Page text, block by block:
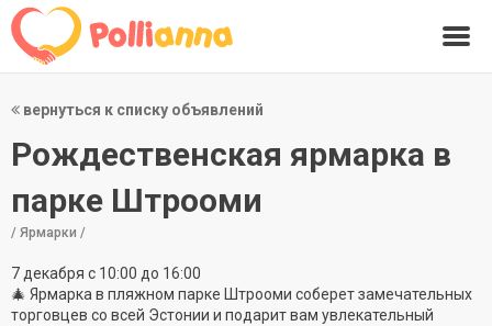
вернуться к списку объявлений
Рождественская ярмарка в
парке Штрооми
/ Ярмарки /
7 декабря с 10:00 до 16:00
🎄 Ярмарка в пляжном парке Штрооми соберет замечательных
торговцев со всей Эстонии и подарит вам увлекательный